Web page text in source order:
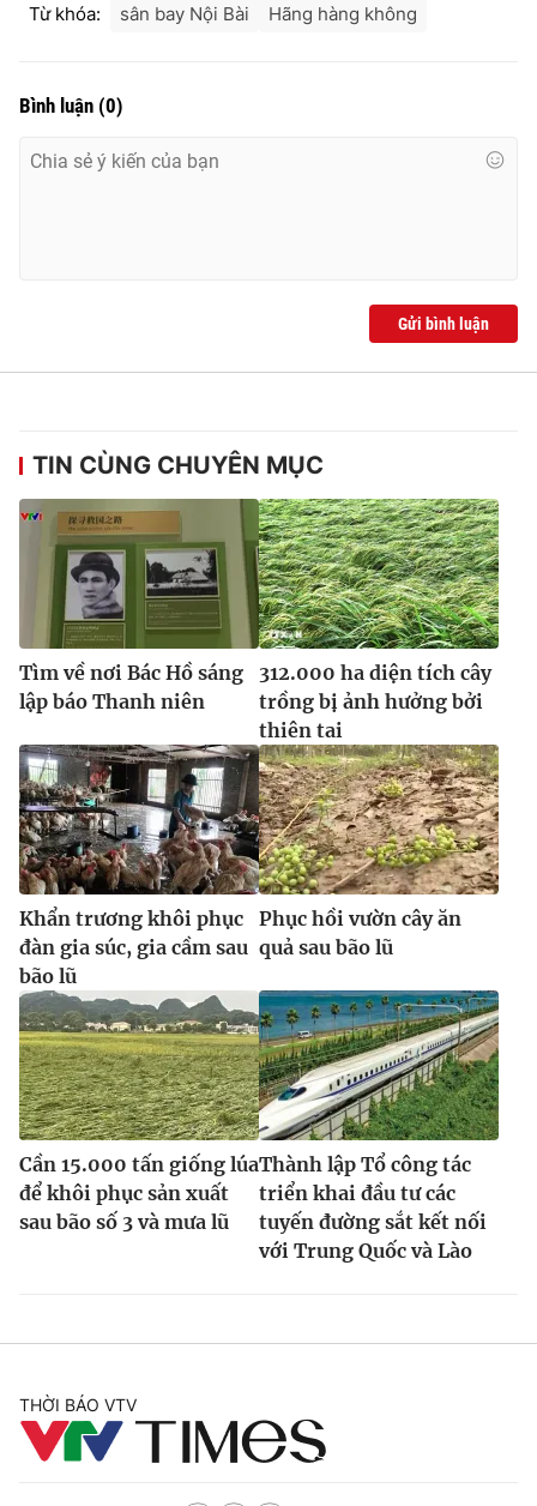
VTV9
Cơ quan chủ quản:Đài Truyền hình Việt Nam
Cơ quan báo chí:Thời báo VTV
Giấy phép hoạt động báo in và báo điện tử số 483/GP-BTTTT
cấp ngày 29/12/2023
Tổng Biên tập:
Vũ Thanh Thủy
Phó Tổng Biên tập:
Nguyễn Thị Mỹ Hạnh, Phạm Quốc Thắng,
Nguyễn Trọng Ninh
Tổng đài VTV:
024.38 355 931 - 024.38 355 932
Ðiện thoại Thời báo VTV:024.66 897 897
Email:toasoan@vtv.vn
Liên hệ quảng cáo:024-7300.7108
® Cấm sao chép dưới mọi hình thức nếu không có sự chấp
thuận bằng văn bản. Ghi rõ nguồn VTV.vn khi phát hành lại
thông tin từ website này.
Từ khóa: sân bay Nội Bài Hãng hàng không
Bình luận (0)
Gửi bình luận
TIN CÙNG CHUYÊN MỤC
Tìm về nơi Bác Hồ sáng
lập báo Thanh niên
312.000 ha diện tích cây
trồng bị ảnh hưởng bởi
thiên tai
Khẩn trương khôi phục
đàn gia súc, gia cầm sau
bão lũ
Phục hồi vườn cây ăn
quả sau bão lũ
Cần 15.000 tấn giống lúa
để khôi phục sản xuất
sau bão số 3 và mưa lũ
Thành lập Tổ công tác
triển khai đầu tư các
tuyến đường sắt kết nối
với Trung Quốc và Lào
THỜI BÁO VTV